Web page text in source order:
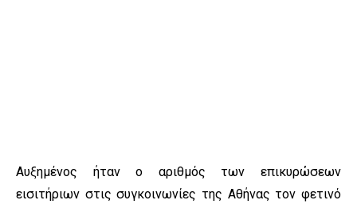
Αυξημένος ήταν ο αριθμός των επικυρώσεων
εισιτήριων στις συγκοινωνίες της Αθήνας τον φετινό